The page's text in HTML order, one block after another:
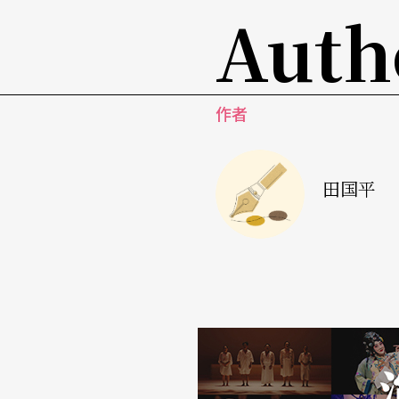
作者
田国平